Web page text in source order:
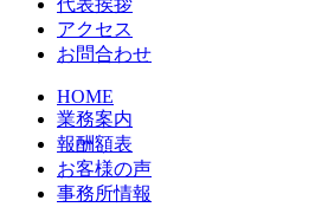
代表挨拶
アクセス
お問合わせ
HOME
業務案内
報酬額表
お客様の声
事務所情報